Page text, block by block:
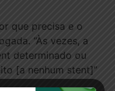
que precisa e o
“Às vezes, a
determinado ou
[a nenhum stent]”